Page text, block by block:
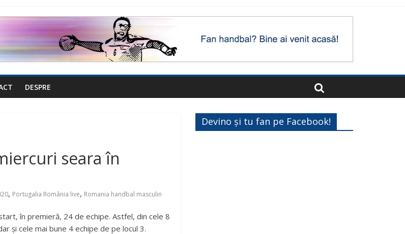
DESPRE
seara în
, Portugalia România live, Romania handbal masculin
în premieră, 24 de echipe. Astfel, din cele 8
și cele mai bune 4 echipe de pe locul 3.
Devino și tu fan pe Facebook!